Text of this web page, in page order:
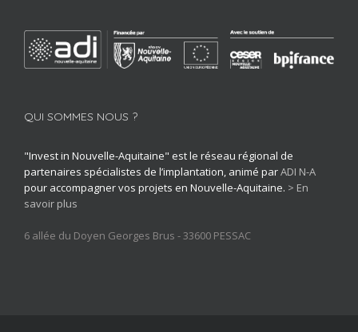
QUI SOMMES NOUS ?
"Invest in Nouvelle-Aquitaine" est le réseau régional de
partenaires spécialistes de l’implantation, animé parADI N-A
pour accompagner vos projets en Nouvelle-Aquitaine. > En
savoir plus
6 allée du Doyen Georges Brus - 33600 PESSAC